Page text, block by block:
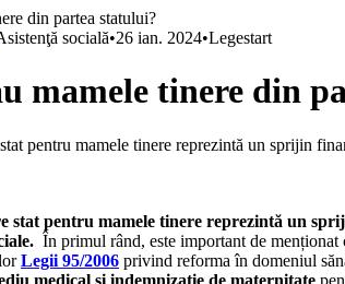
socială•26 ian. 2024•Legestart
mamele tinere din
pentru mamele tinere reprezintă un sprijin
stat pentru mamele tinere reprezintă un
În primul rând, este important de menționat
Legii 95/2006 privind reforma în domeniul
medical și indemnizație de maternitate